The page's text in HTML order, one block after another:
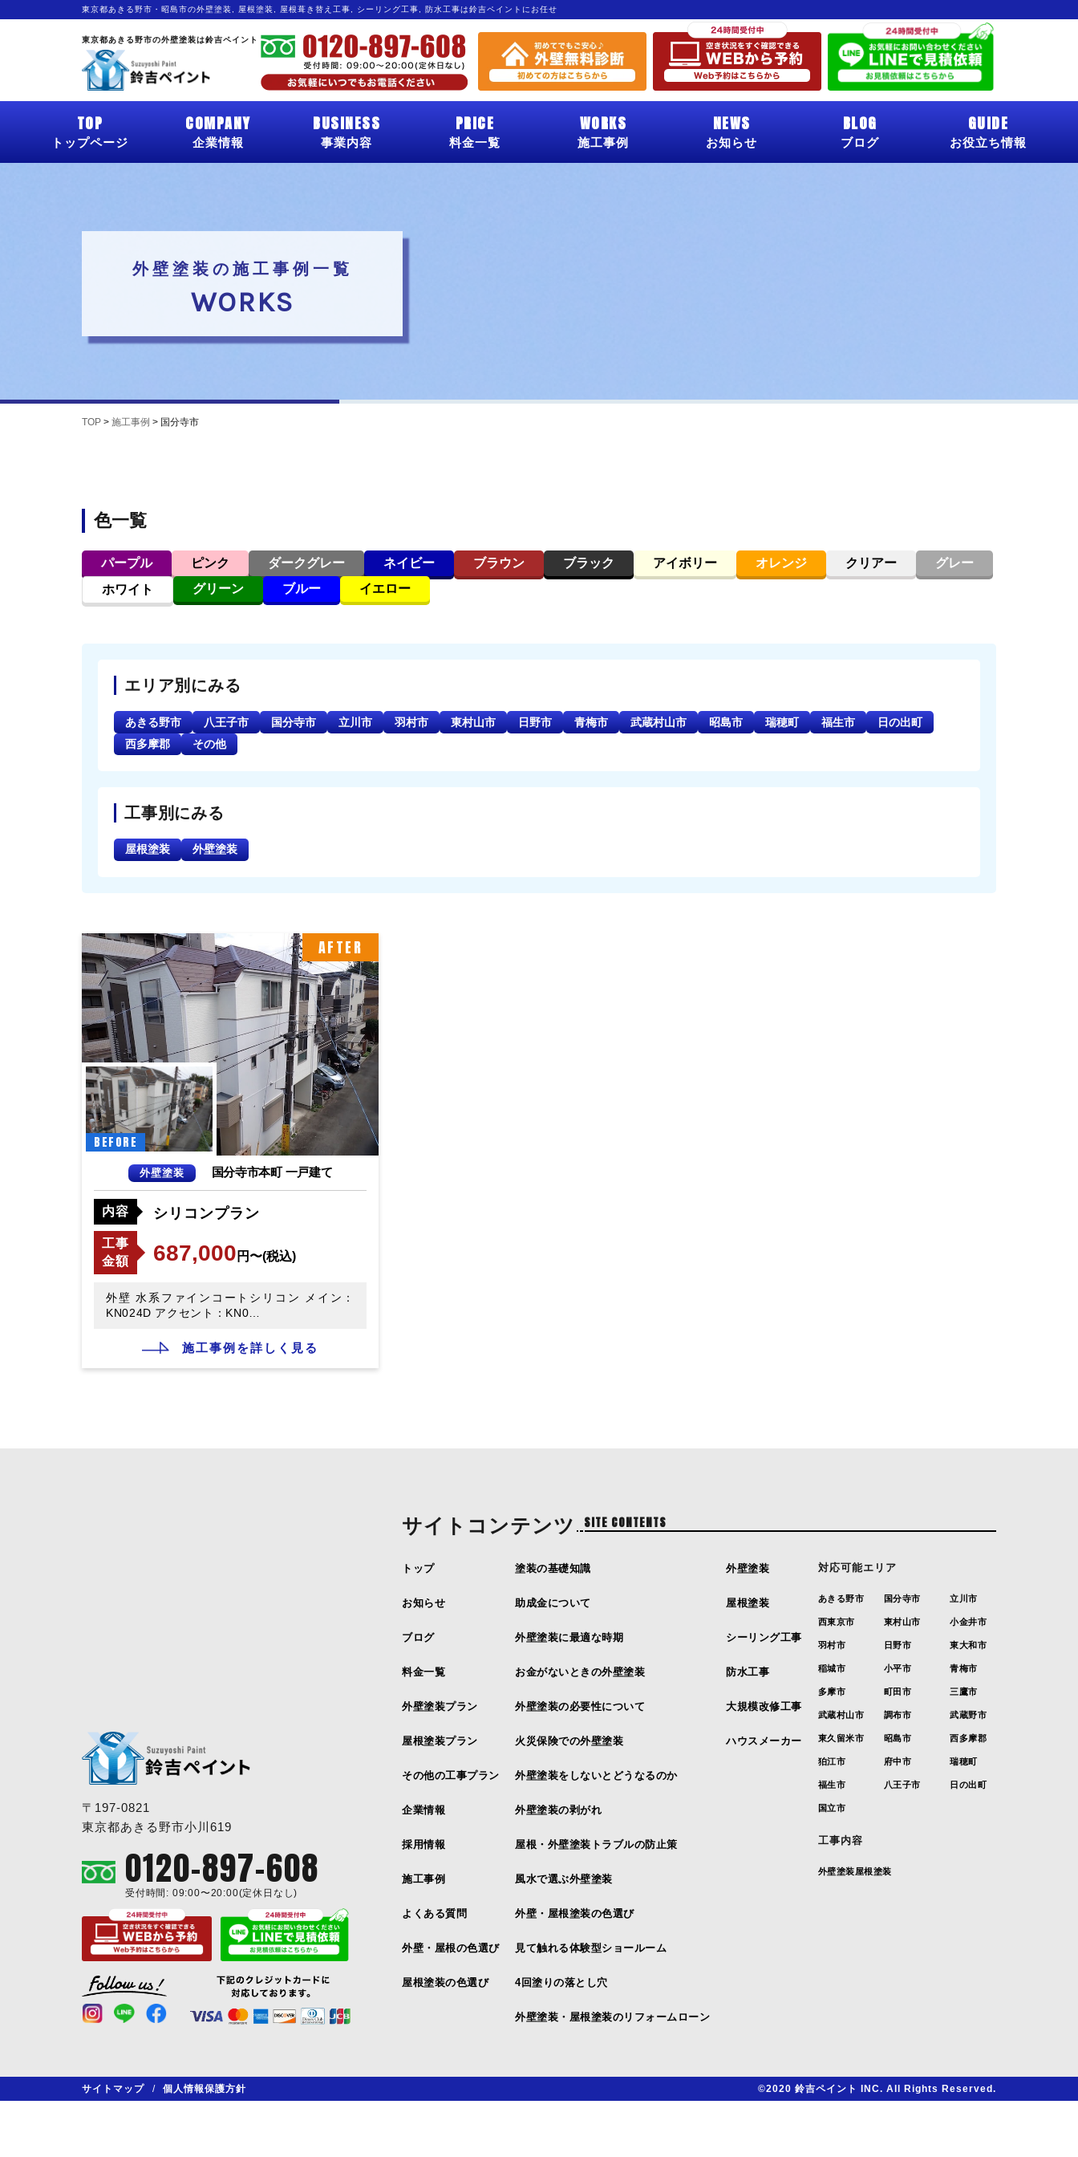
東京都あきる野市・昭島市の外壁塗装, 屋根塗装, 屋根葺き替え工事, シーリング工事, 防水工事は鈴吉ペイントにお任せ
東京都あきる野市の外壁塗装は鈴吉ペイント
TOP
トップページ
COMPANY
企業情報
BUSINESS
事業内容
PRICE
料金一覧
WORKS
施工事例
NEWS
お知らせ
BLOG
ブログ
GUIDE
お役立ち情報
外壁塗装の施工事例一覧
WORKS
TOP > 施工事例 > 国分寺市
色一覧
パープル ピンク ダークグレー ネイビー ブラウン ブラック アイボリー オレンジ クリアー
グレー
ホワイト
グリーン ブルー イエロー
エリア別にみる
あきる野市 八王子市 国分寺市 立川市 羽村市 東村山市 日野市 青梅市 武蔵村山市 昭島市 瑞穂町 福生市
日の出町
西多摩郡
その他
工事別にみる
屋根塗装 外壁塗装
AFTER
BEFORE
外壁塗装 国分寺市本町 一戸建て
内容 シリコンプラン
工事
金額
687,000 円〜(税込)
外壁 水系ファインコートシリコン メイン：
KN024D アクセント：KN0…
施工事例を詳しく見る
〒197-0821
東京都あきる野市小川619
0120-897-608
受付時間: 09:00〜20:00(定休日なし)
サイトコンテンツ SITE CONTENTS
トップ
お知らせ
ブログ
料金一覧
外壁塗装プラン
屋根塗装プラン
その他の工事プラン
企業情報
採用情報
施工事例
よくある質問
外壁・屋根の色選び
屋根塗装の色選び
塗装の基礎知識
助成金について
外壁塗装に最適な時期
お金がないときの外壁塗装
外壁塗装の必要性について
火災保険での外壁塗装
外壁塗装をしないとどうなるのか
外壁塗装の剥がれ
屋根・外壁塗装トラブルの防止策
風水で選ぶ外壁塗装
外壁・屋根塗装の色選び
見て触れる体験型ショールーム
4回塗りの落とし穴
外壁塗装・屋根塗装のリフォームローン
外壁塗装
屋根塗装
シーリング工事
防水工事
大規模改修工事
ハウスメーカー
対応可能エリア
あきる野市
西東京市
羽村市
稲城市
多摩市
武蔵村山市
東久留米市
狛江市
福生市
国立市
国分寺市
東村山市
日野市
小平市
町田市
調布市
昭島市
府中市
八王子市
立川市
小金井市
東大和市
青梅市
三鷹市
武蔵野市
西多摩郡
瑞穂町
日の出町
工事内容
外壁塗装屋根塗装
サイトマップ / 個人情報保護方針 ©2020 鈴吉ペイント INC. All Rights Reserved.